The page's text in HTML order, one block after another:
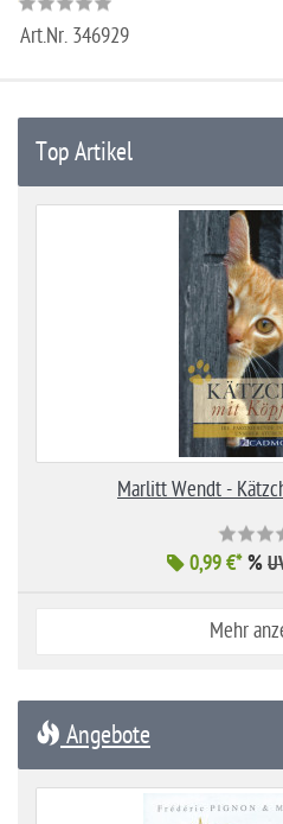
Art.Nr. 346929
Top Artikel
Marlitt Wendt -
0,99 €*%
Mehr
Angebote